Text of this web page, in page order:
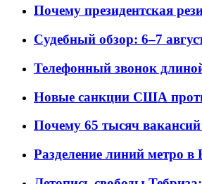
Почему президентская
Судебный обзор: 6–7
Телефонный звонок
Новые санкции США
Почему 65 тысяч
Разделение линий метро в